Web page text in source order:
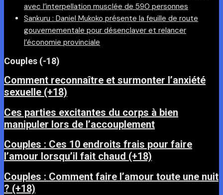
avec l’interpellation musclée de 590 personnes
Sankuru : Daniel Mukoko présente la feuille de route
gouvernementale pour désenclaver et relancer
l’économie provinciale
Couples (-18)
Comment reconnaître et surmonter l’anxiété
sexuelle (+18)
Ces parties excitantes du corps à bien
manipuler lors de l’accouplement
Couples : Ces 10 endroits frais pour faire
l’amour lorsqu’il fait chaud (+18)
Couples : Comment faire l’amour toute une nuit
? (+18)